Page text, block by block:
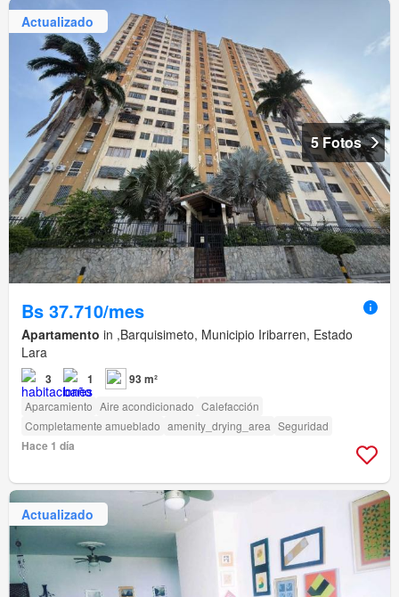
Actualizado
5 Fotos
Bs 37.710/mes
Apartamento in ,Barquisimeto, Municipio Iribarren, Estado
Lara
3 1 93 m²
Aparcamiento Aire acondicionado Calefacción
Completamente amueblado amenity_drying_area Seguridad
Hace 1 día
Actualizado